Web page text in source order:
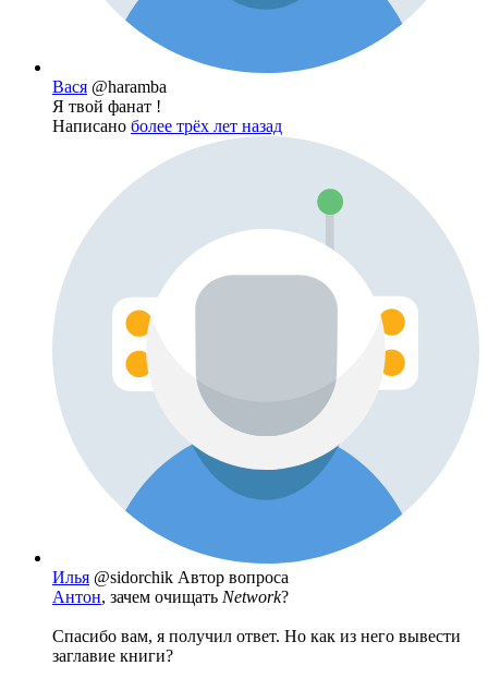
Вася @haramba
Я твой фанат !
Написано более трёх лет назад
Илья @sidorchik Автор вопроса
Антон, зачем очищать Network?
Спасибо вам, я получил ответ. Но как из него вывести
заглавие книги?